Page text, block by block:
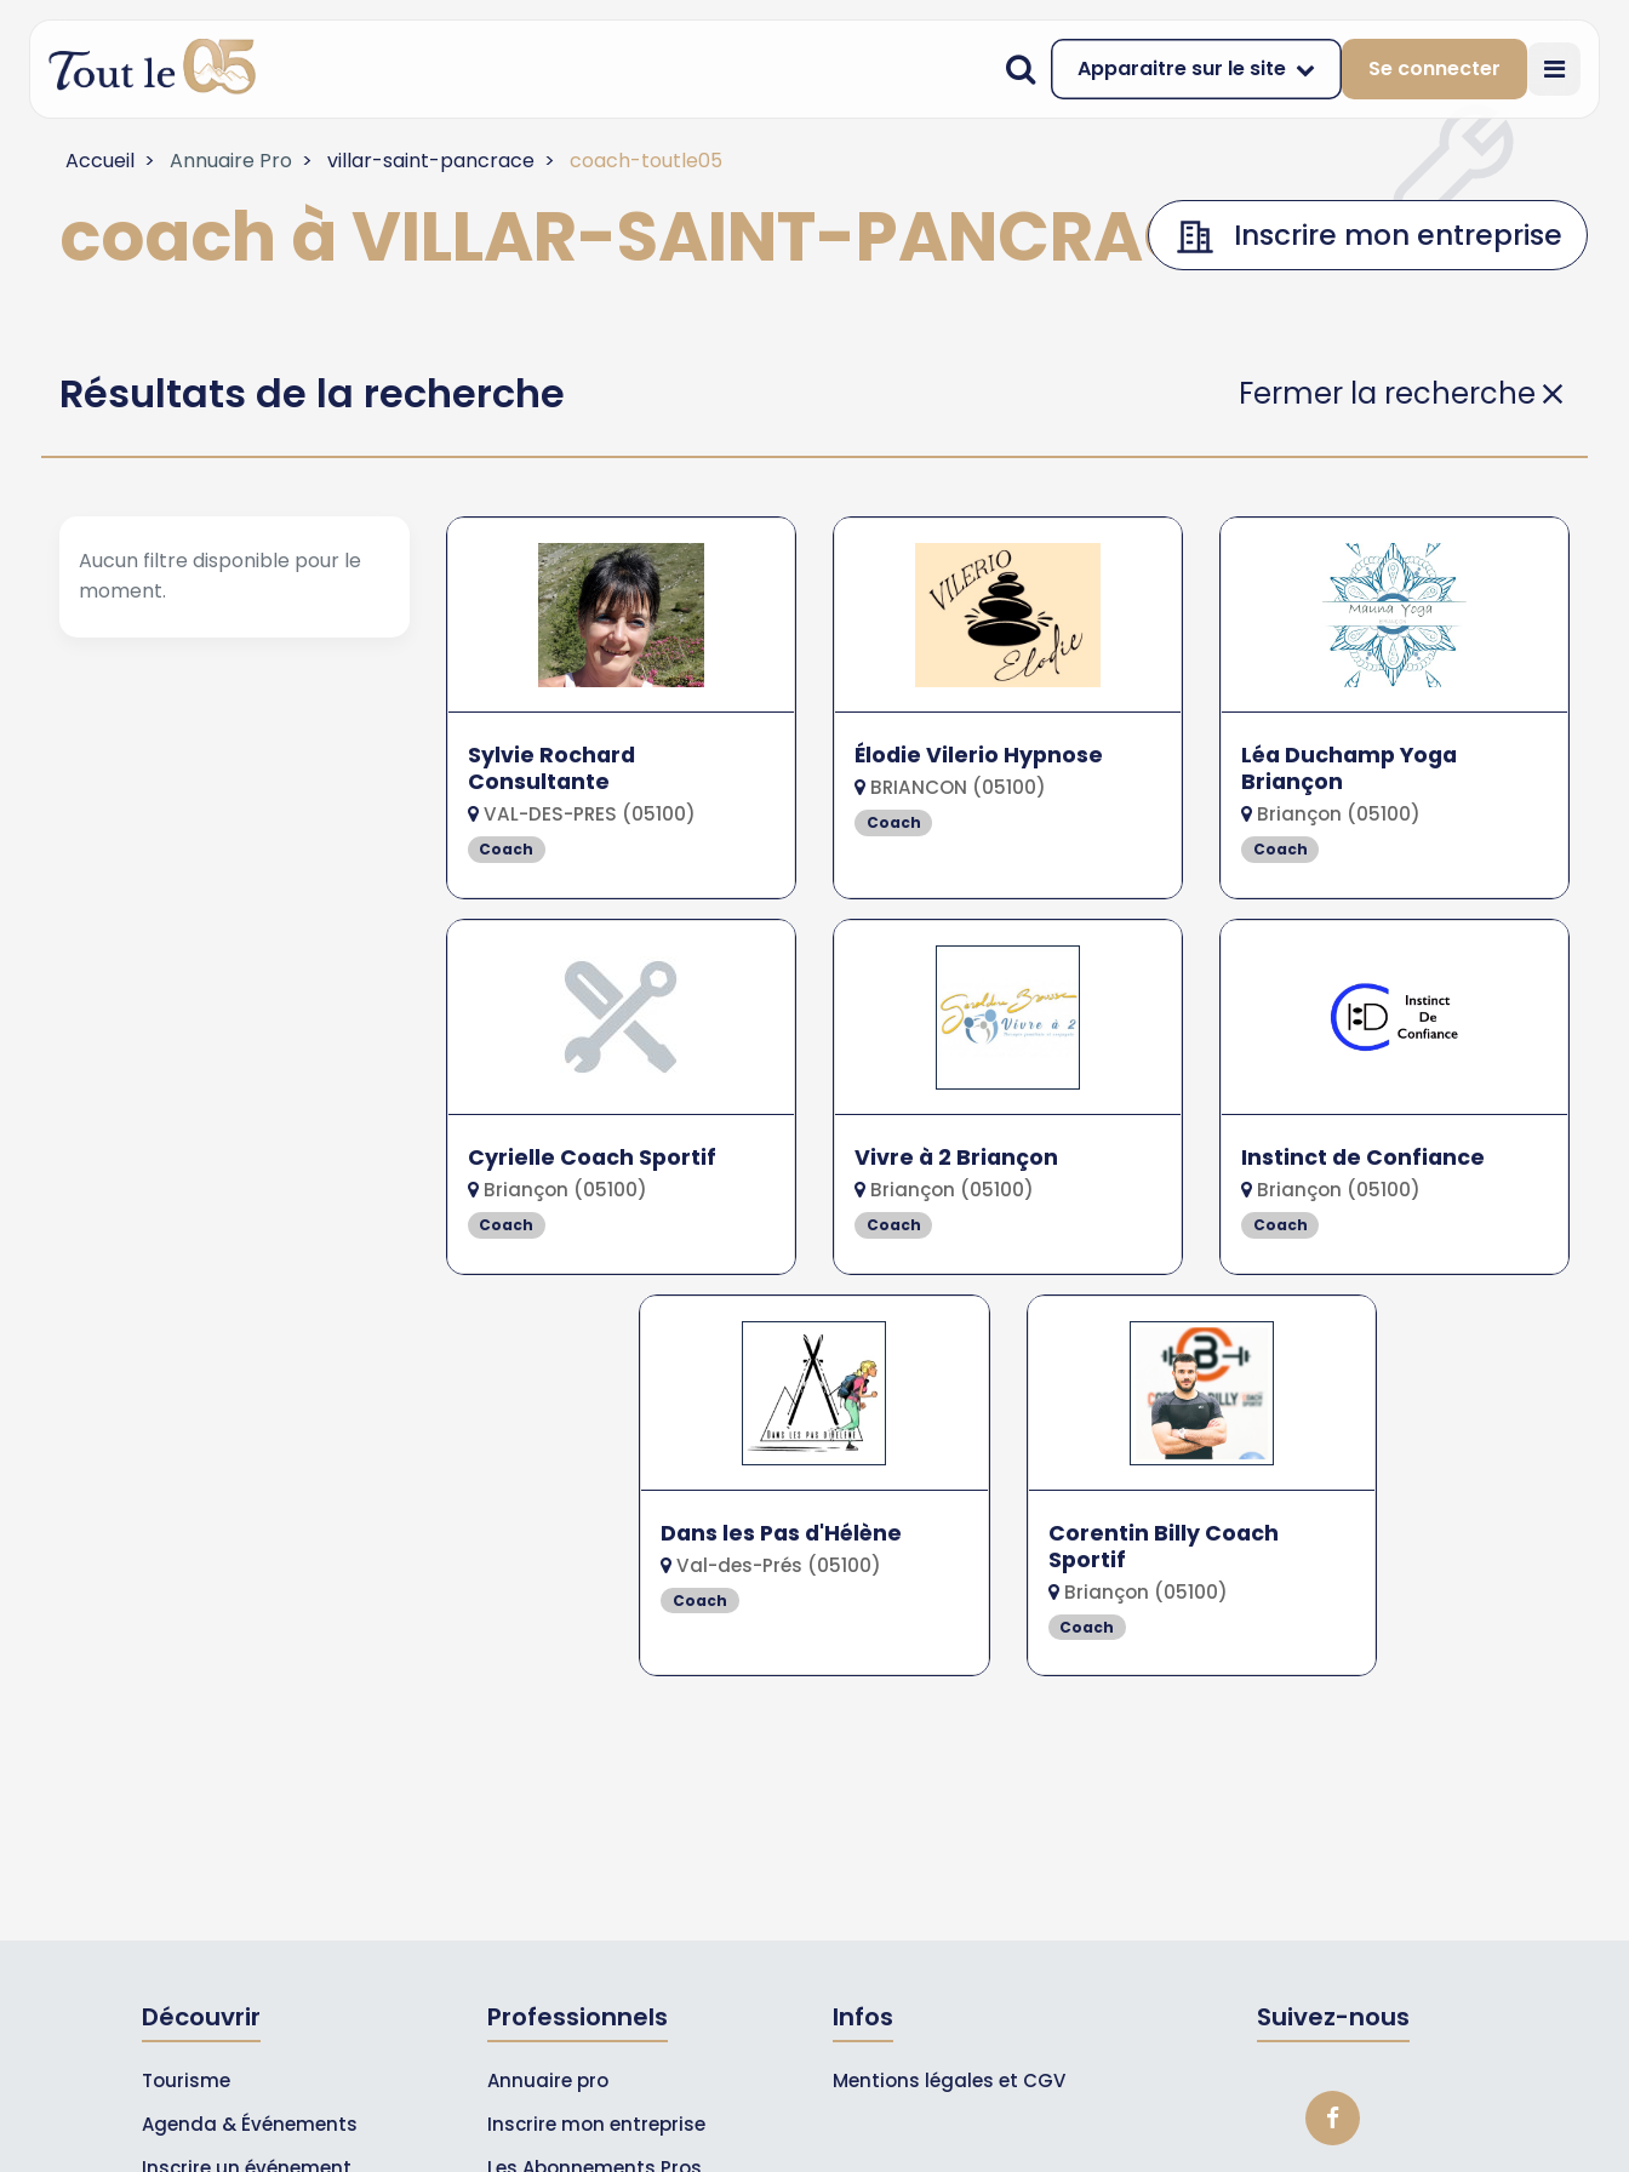
Apparaitre sur le site Se connecter
Accueil Annuaire Pro villar-saint-pancrace coach-toutle05
coach à VILLAR-SAINT-PANCRACE Inscrire mon entreprise
Résultats de la recherche Fermer la recherche
Aucun filtre disponible pour le
moment.
Sylvie Rochard
Consultante
VAL-DES-PRES (05100)
Coach
Élodie Vilerio Hypnose
BRIANCON (05100)
Coach
Léa Duchamp Yoga
Briançon
Briançon (05100)
Coach
Cyrielle Coach Sportif
Briançon (05100)
Coach
Vivre à 2 Briançon
Briançon (05100)
Coach
Instinct de Confiance
Briançon (05100)
Coach
Dans les Pas d'Hélène
Val-des-Prés (05100)
Coach
Corentin Billy Coach
Sportif
Briançon (05100)
Coach
Découvrir
Tourisme
Agenda & Événements
Professionnels
Annuaire pro
Inscrire mon entreprise
Infos
Mentions légales et CGV
Suivez-nous